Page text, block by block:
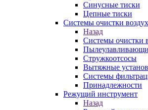
Синусные тиски
Цепные тиски
Системы очистки
Назад
Системы очистки
Стружкоотсосы
Вытяжные
Системы
Принадлежности
Режущий инструмент
Назад